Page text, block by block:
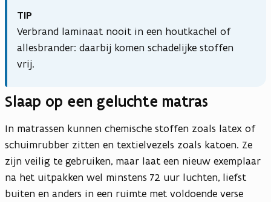
TIP
Verbrand laminaat nooit in een houtkachel of
allesbrander: daarbij komen schadelijke stoffen
vrij.
Slaap op een geluchte matras
In matrassen kunnen chemische stoffen zoals latex of
schuimrubber zitten en textielvezels zoals katoen. Ze
zijn veilig te gebruiken, maar laat een nieuw exemplaar
na het uitpakken wel minstens 72 uur luchten, liefst
buiten en anders in een ruimte met voldoende verse